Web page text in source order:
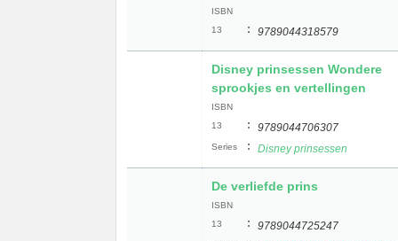
ISBN
13
: 9789044318579
Disney prinsessen Wondere
sprookjes en vertellingen
ISBN
13
: 9789044706307
Series : Disney prinsessen
De verliefde prins
ISBN
13
: 9789044725247